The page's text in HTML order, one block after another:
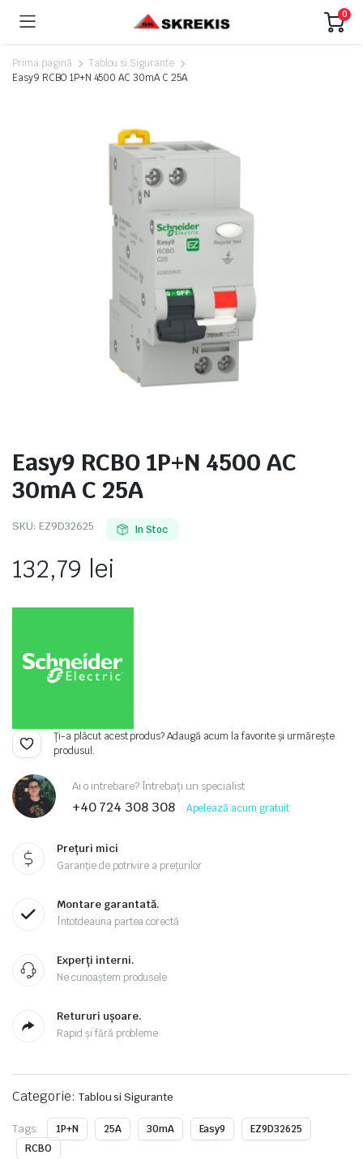
0
Prima pagină
Tablou si Sigurante
Easy9 RCBO 1P+N 4500 AC 30mA C 25A
Easy9 RCBO 1P+N 4500 AC
30mA C 25A
SKU: EZ9D32625 In Stoc
132,79 lei
Ți-a plăcut acest produs? Adaugă acum la favorite și urmărește
produsul.
Ai o intrebare? Întrebați un specialist
+40 724 308 308 Apelează acum gratuit
Prețuri mici
Garanție de potrivire a prețurilor
Montare garantată.
Întotdeauna partea corectă
Experți interni.
Ne cunoaștem produsele
Retururi ușoare.
Rapid și fără probleme
Categorie: Tablou si Sigurante
Tags: 1P+N 25A 30mA Easy9
EZ9D32625
RCBO